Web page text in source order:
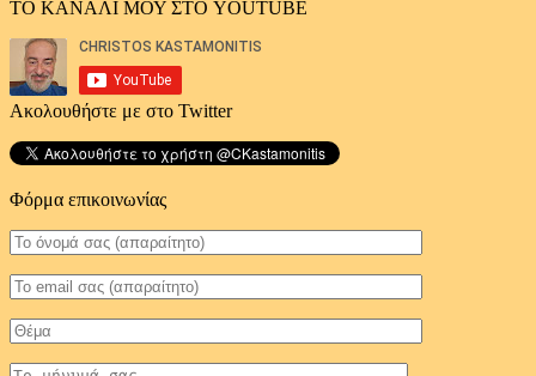
ΤΟ ΚΑΝΑΛΙ ΜΟΥ ΣΤΟ YOUTUBE
Ακολουθήστε με στο Twitter
Φόρμα επικοινωνίας